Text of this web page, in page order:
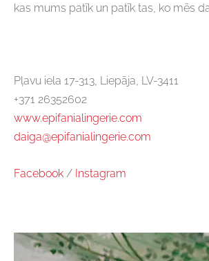
kas mums patīk un patīk tas, ko mēs
Pļavu iela 17-313, Liepāja, LV-3411
+371 26352602
www.epifanialingerie.com
daiga@epifanialingerie.com
Facebook / Instagram